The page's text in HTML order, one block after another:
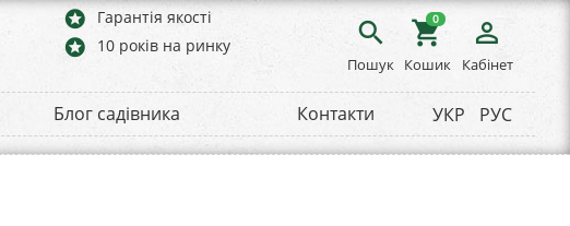
stars Гарантія якості
stars 10 років на ринку search
Пошук
shopping_cart
0
Кошик
person_outline
Кабінет
Блог садівника Контакти УКР РУС